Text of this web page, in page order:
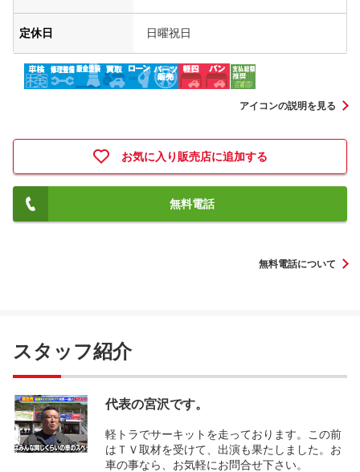
定休日 日曜祝日
アイコンの説明を見る
お気に入り販売店に追加する
無料電話
無料電話について
スタッフ紹介
代表の宮沢です。
軽トラでサーキットを走っております。この前
はＴＶ取材を受けて、出演も果たしました。お
車の事なら、お気軽にお問合せ下さい。